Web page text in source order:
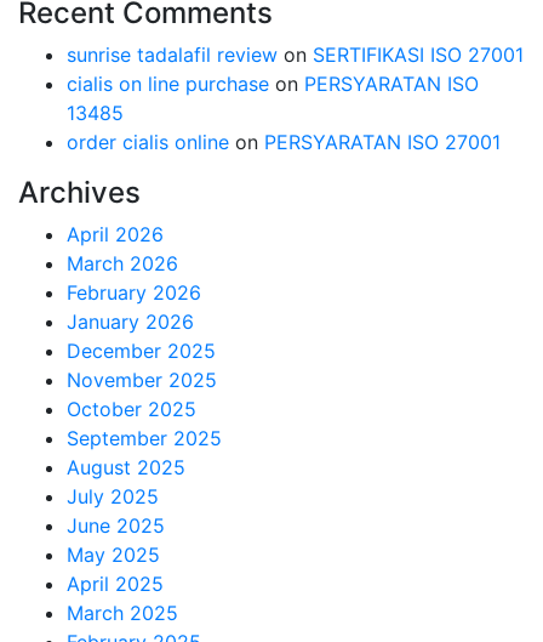
Recent Comments
sunrise tadalafil review on SERTIFIKASI ISO 27001
cialis on line purchase on PERSYARATAN ISO
13485
order cialis online on PERSYARATAN ISO 27001
Archives
April 2026
March 2026
February 2026
January 2026
December 2025
November 2025
October 2025
September 2025
August 2025
July 2025
June 2025
May 2025
April 2025
March 2025